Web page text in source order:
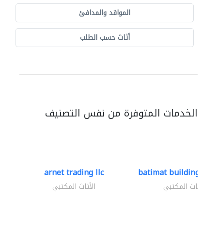
المواقد والمدافئ
أثاث حسب الطلب
الخدمات المتوفرة من نفس التصنيف
arnet trading llc
الأثاث المكتبي
batimat building
الأثاث المكتبي